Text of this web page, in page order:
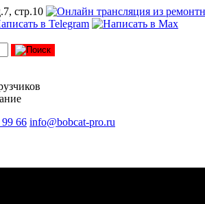
стр.10
66 info@bobcat-pro.ru